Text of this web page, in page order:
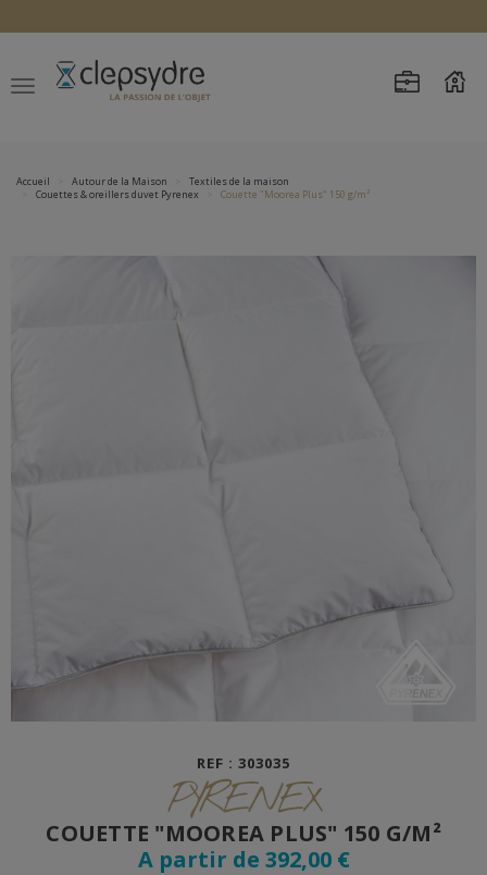
Accueil Autour de la Maison
Textiles de la maison
Couettes & oreillers duvet Pyrenex
Couette "Moorea Plus" 150 g/m²
REF : 303035
PYRENEX
COUETTE "MOOREA PLUS" 150 G/M²
A partir de 392,00 €